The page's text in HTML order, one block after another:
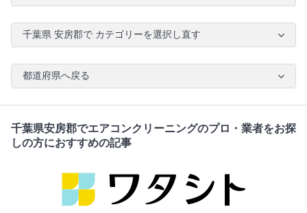
千葉県 安房郡で カテゴリーを選択し直す
都道府県へ戻る
千葉県安房郡でエアコンクリーニングのプロ・業者をお探
しの方におすすめの記事